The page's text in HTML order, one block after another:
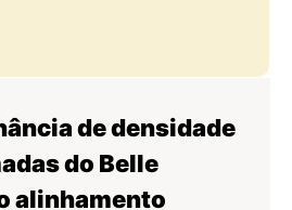
de densidade
do Belle
alinhamento